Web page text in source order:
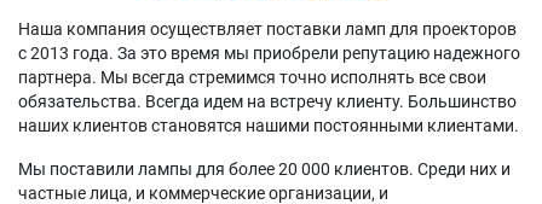
Наша компания осуществляет поставки ламп для проекторов
с 2013 года. За это время мы приобрели репутацию надежного
партнера. Мы всегда стремимся точно исполнять все свои
обязательства. Всегда идем на встречу клиенту. Большинство
наших клиентов становятся нашими постоянными клиентами.
Мы поставили лампы для более 20 000 клиентов. Среди них и
частные лица, и коммерческие организации, и